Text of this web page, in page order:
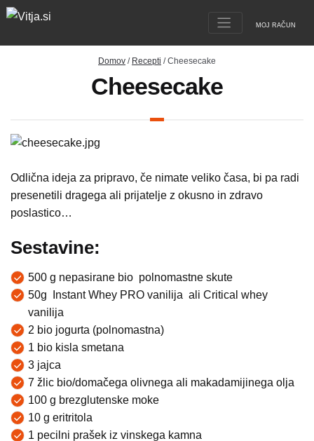
MOJ RAČUN
Domov / Recepti / Cheesecake
Cheesecake
Odlična ideja za pripravo, če nimate veliko časa, bi pa radi
presenetili dragega ali prijatelje z okusno in zdravo
poslastico…
Sestavine:
500 g nepasirane bio polnomastne skute
50g Instant Whey PRO vanilija ali Critical whey
vanilija
2 bio jogurta (polnomastna)
1 bio kisla smetana
3 jajca
7 žlic bio/domačega olivnega ali makadamijinega olja
100 g brezglutenske moke
10 g eritritola
1 pecilni prašek iz vinskega kamna